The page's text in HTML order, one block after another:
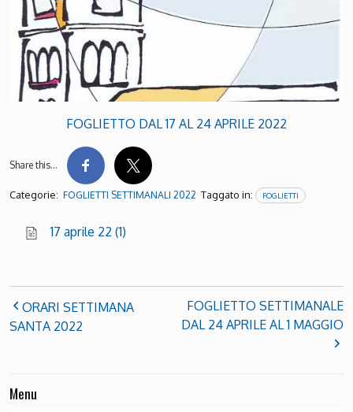
FOGLIETTO DAL 17 AL 24 APRILE 2022
Share this…
Categorie: FOGLIETTI SETTIMANALI 2022 Taggato in: FOGLIETTI
17 aprile 22 (1)
ORARI SETTIMANA
SANTA 2022
FOGLIETTO SETTIMANALE
DAL 24 APRILE AL 1 MAGGIO
Menu